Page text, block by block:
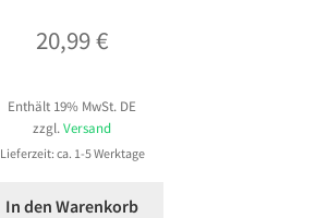
20,99€
Enthält 19% MwSt. DE
zzgl. Versand
Lieferzeit: ca. 1-5 Werktage
In den Warenkorb